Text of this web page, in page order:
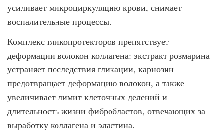
усиливает микроциркуляцию крови, снимает
воспалительные процессы.
Комплекс гликопротекторов препятствует
деформации волокон коллагена: экстракт розмарина
устраняет последствия гликации, карнозин
предотвращает деформацию волокон, а также
увеличивает лимит клеточных делений и
длительность жизни фибробластов, отвечающих за
выработку коллагена и эластина.